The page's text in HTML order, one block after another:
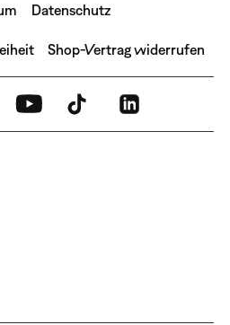
Datenschutz
Shop-Vertrag widerrufen